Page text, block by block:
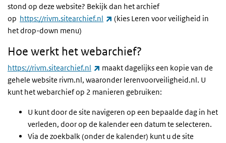
stond op deze website? Bekijk dan het archief
op https://rivm.sitearchief.nl (externe link)
(kies Leren voor veiligheid in
het drop-down menu)
Hoe werkt het webarchief?
https://rivm.sitearchief.nl (externe link)
maakt dagelijks een kopie van de
gehele website rivm.nl, waaronder lerenvoorveiligheid.nl. U
kunt het webarchief op 2 manieren gebruiken:
U kunt door de site navigeren op een bepaalde dag in het
verleden, door op de kalender een datum te selecteren.
Via de zoekbalk (onder de kalender) kunt u de site